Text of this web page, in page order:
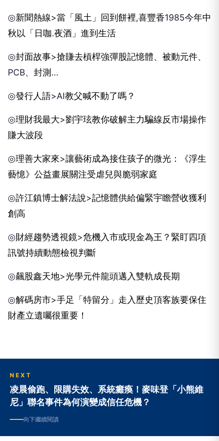
◎新聞熱線>當「風土」回到餅裡,喜豐香1985今年中
秋以「日咖.夜酒」進到生活
◎封面故事>搶賺去槓桿強彈股記憶體、被動元件、
PCB、封測 …
◎發行人語>AI教父喊不動了嗎？
◎理財我最大>劉宇玹教你破解主力騙線反市場操作
賺大波段
◎理善大家來>讓藝術成為接住孩子的微光：《浮生
藝憶》公益畫展關注受虐兒與脆弱家庭
◎許江鎮博士解法說>記憶體供給偏緊宇瞻營收獲利
創高
◎財經趨勢透視鏡>危機入市或現金為王？ 緊盯四項
訊號持續動態檢視判斷
◎飆股鑫天地>光學元件龍頭邁入雙軌成長期
◎解碼房市>手足「特留分」走入歷史頂客族要保住
財產立遺囑很重要！
NEXT
凌晨偷跑、限購失效、系統癱瘓！麥味登「小熊維
尼」聯名事件為何演變成信任危機？
向下繼續閱讀